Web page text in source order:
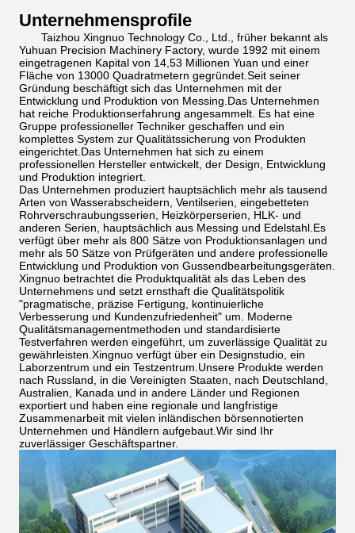
Unternehmensprofile
Taizhou Xingnuo Technology Co., Ltd., früher bekannt als
Yuhuan Precision Machinery Factory, wurde 1992 mit einem
eingetragenen Kapital von 14,53 Millionen Yuan und einer
Fläche von 13000 Quadratmetern gegründet.Seit seiner
Gründung beschäftigt sich das Unternehmen mit der
Entwicklung und Produktion von Messing.Das Unternehmen
hat reiche Produktionserfahrung angesammelt. Es hat eine
Gruppe professioneller Techniker geschaffen und ein
komplettes System zur Qualitätssicherung von Produkten
eingerichtet.Das Unternehmen hat sich zu einem
professionellen Hersteller entwickelt, der Design, Entwicklung
und Produktion integriert.
Das Unternehmen produziert hauptsächlich mehr als tausend
Arten von Wasserabscheidern, Ventilserien, eingebetteten
Rohrverschraubungsserien, Heizkörperserien, HLK- und
anderen Serien, hauptsächlich aus Messing und Edelstahl.Es
verfügt über mehr als 800 Sätze von Produktionsanlagen und
mehr als 50 Sätze von Prüfgeräten und andere professionelle
Entwicklung und Produktion von Gussendbearbeitungsgeräten.
Xingnuo betrachtet die Produktqualität als das Leben des
Unternehmens und setzt ernsthaft die Qualitätspolitik
"pragmatische, präzise Fertigung, kontinuierliche
Verbesserung und Kundenzufriedenheit" um. Moderne
Qualitätsmanagementmethoden und standardisierte
Testverfahren werden eingeführt, um zuverlässige Qualität zu
gewährleisten.Xingnuo verfügt über ein Designstudio, ein
Laborzentrum und ein Testzentrum.Unsere Produkte werden
nach Russland, in die Vereinigten Staaten, nach Deutschland,
Australien, Kanada und in andere Länder und Regionen
exportiert und haben eine regionale und langfristige
Zusammenarbeit mit vielen inländischen börsennotierten
Unternehmen und Händlern aufgebaut.Wir sind Ihr
zuverlässiger Geschäftspartner.